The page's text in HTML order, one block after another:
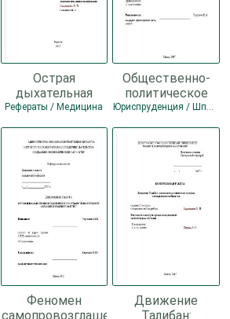
Острая
дыхательная
недостаточность
телах верхних
дыхательных
Рефераты / Медицина
Общественно-
политическое
развитие БССР в
годы. Дипломная
работа -
Юриспруденция / Шпаргалки / Рефераты / Прочая научная литература / Политика / Обществознание / Культурология / История
Феномен
самопровозглашенных
Движение
Талибан: